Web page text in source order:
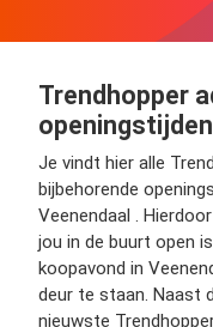
Trendhopper
Je vindt hier alle
bijbehorende
Veenendaal .
jou in de buurt open
koopavond in
deur te staan. Naast
nieuwste